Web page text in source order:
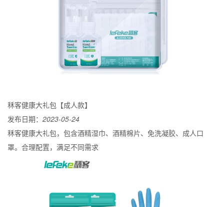
秝客健康大礼包【成人款】
发布日期： 2023-05-24
秝客健康大礼包，包含酒精湿巾、酒精棉片、免洗凝胶、成人口
罩。合理配置，满足不同需求